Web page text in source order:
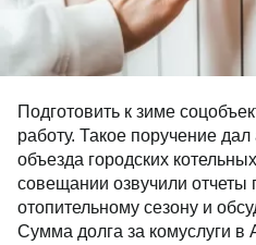
Подготовить к зиме
работу. Такое поручение
объезда городских
совещании озвучили отчеты
отопительному сезону и
Сумма долга за комуслуги в